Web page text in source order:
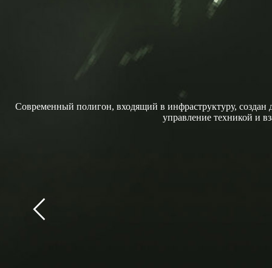
Современный полигон, входящий в инфраструктуру, создан
управление техникой и